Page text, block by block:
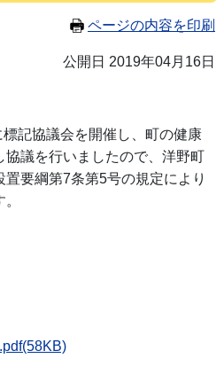
ページの内容を印刷
公開日 2019年04月16日
標記協議会を開催し、町の健康
議を行いましたので、洋野町
置要綱第7条第5号の規定により